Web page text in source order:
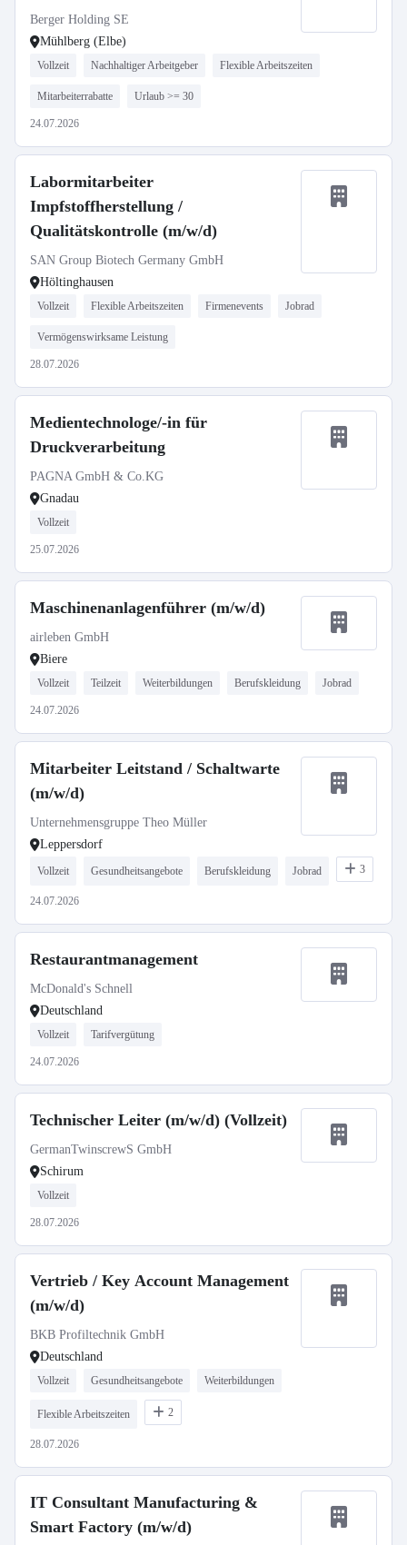
Berger Holding SE
Mühlberg (Elbe)
Vollzeit Nachhaltiger Arbeitgeber Flexible Arbeitszeiten
Mitarbeiterrabatte Urlaub >= 30
24.07.2026
Labormitarbeiter
Impfstoffherstellung /
Qualitätskontrolle (m/w/d)
SAN Group Biotech Germany GmbH
Höltinghausen
Vollzeit Flexible Arbeitszeiten Firmenevents Jobrad
Vermögenswirksame Leistung
28.07.2026
Medientechnologe/-in für
Druckverarbeitung
PAGNA GmbH & Co.KG
Gnadau
Vollzeit
25.07.2026
Maschinenanlagenführer (m/w/d)
airleben GmbH
Biere
Vollzeit Teilzeit Weiterbildungen Berufskleidung Jobrad
24.07.2026
Mitarbeiter Leitstand / Schaltwarte
(m/w/d)
Unternehmensgruppe Theo Müller
Leppersdorf
Vollzeit Gesundheitsangebote Berufskleidung Jobrad 3
24.07.2026
Restaurantmanagement
McDonald's Schnell
Deutschland
Vollzeit Tarifvergütung
24.07.2026
Technischer Leiter (m/w/d) (Vollzeit)
GermanTwinscrewS GmbH
Schirum
Vollzeit
28.07.2026
Vertrieb / Key Account Management
(m/w/d)
BKB Profiltechnik GmbH
Deutschland
Vollzeit Gesundheitsangebote Weiterbildungen
Flexible Arbeitszeiten 2
28.07.2026
IT Consultant Manufacturing &
Smart Factory (m/w/d)